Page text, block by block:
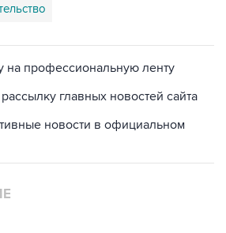
на профессиональную ленту
главных новостей сайта
новости в официальном